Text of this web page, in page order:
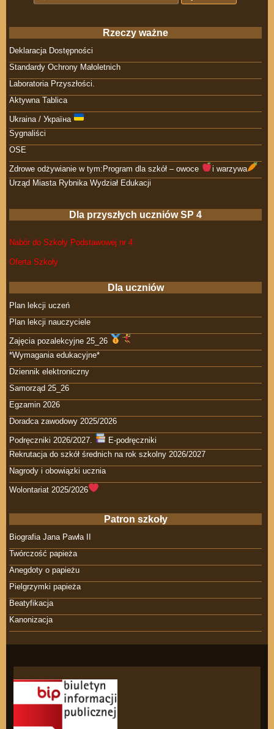
Rzeczy ważne
Deklaracja Dostępności
Standardy Ochrony Małoletnich
Laboratoria Przyszłości.
Aktywna Tablica
Ukraina / Україна
Sygnaliści
OSE
Zdrowe odżywianie w tym:Program dla szkół – owoce
i warzywa
Urząd Miasta Rybnika Wydział Edukacji
Dla przyszłych uczniów SP 4
Nabór do Szkoły Podstawowej nr 4
Oferta Szkoły
Dla uczniów
Plan lekcji uczeń
Plan lekcji nauczyciele
Zajęcia pozalekcyjne 25_26
*Wymagania edukacyjne*
Dziennik elektroniczny
Samorząd 25_26
Egzamin 2026
Doradca zawodowy 2025/2026
Podręczniki 2026/2027.
E-podręczniki
Rekrutacja do szkół średnich na rok szkolny 2026/2027
Nagrody i obowiązki ucznia
Wolontariat 2025/2026
Patron szkoły
Biografia Jana Pawła II
Twórczość papieża
Anegdoty o papieżu
Pielgrzymki papieża
Beatyfikacja
Kanonizacja